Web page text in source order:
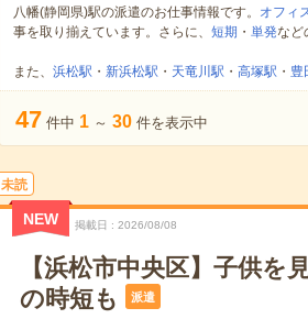
八幡(静岡県)駅の派遣のお仕事情報です。 オフィ
事を取り揃えています。さらに、 短期 ・ 単発など
また、 浜松駅 ・ 新浜松駅 ・ 天竜川駅 ・ 高塚駅 ・ 豊
47 件中 1 ～ 30 件を表示中
未読
NEW 掲載日 2026/08/08
【浜松市中央区】子供を
の時短も
派遣